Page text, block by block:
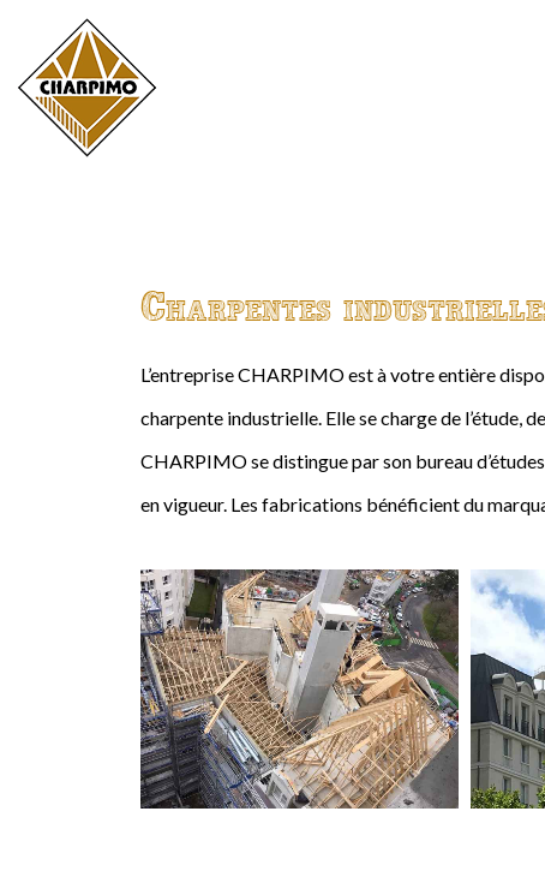
Charpentes
L’entreprise CHARPIMO est à votre entière
charpente industrielle. Elle se charge de
CHARPIMO se distingue par son bureau
en vigueur. Les fabrications bénéficient du